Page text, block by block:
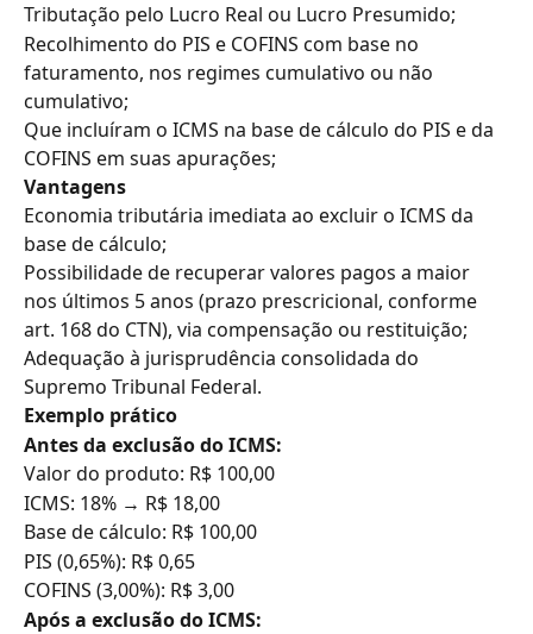
Tributação pelo Lucro Real ou Lucro Presumido;
Recolhimento do PIS e COFINS com base no
faturamento, nos regimes cumulativo ou não
cumulativo;
Que incluíram o ICMS na base de cálculo do PIS e da
COFINS em suas apurações;
Vantagens
Economia tributária imediata ao excluir o ICMS da
base de cálculo;
Possibilidade de recuperar valores pagos a maior
nos últimos 5 anos (prazo prescricional, conforme
art. 168 do CTN), via compensação ou restituição;
Adequação à jurisprudência consolidada do
Supremo Tribunal Federal.
Exemplo prático
Antes da exclusão do ICMS:
Valor do produto: R$ 100,00
ICMS: 18% → R$ 18,00
Base de cálculo: R$ 100,00
PIS (0,65%): R$ 0,65
COFINS (3,00%): R$ 3,00
Após a exclusão do ICMS: